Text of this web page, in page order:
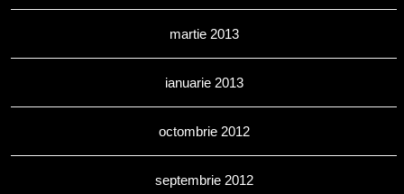
martie 2013
ianuarie 2013
octombrie 2012
septembrie 2012